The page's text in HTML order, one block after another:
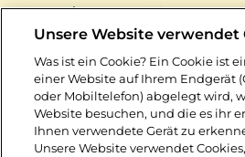
Leerdammer
Backpapier belegtes
für ca. 6 Minuten bei
Unterhitze im Ofen
Airfryer bei 180°C ca. 6
Unsere Website verwendet
Was ist ein Cookie? Ein Cookie ist
einer Website auf Ihrem Endgerät
oder Mobiltelefon) abgelegt wird,
Website besuchen, und die es ihr
Ihnen verwendete Gerät zu
Unsere Website verwendet